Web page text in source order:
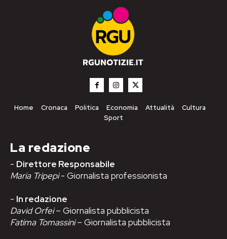
Home Cronaca Politica Economia Attualità
Cultura
Sport
La redazione
- Direttore Responsabile
Maria Tripepi- Giornalista professionista
- In redazione
David Orfei– Giornalista pubblicista
Fatima Tomassini– Giornalista pubblicista